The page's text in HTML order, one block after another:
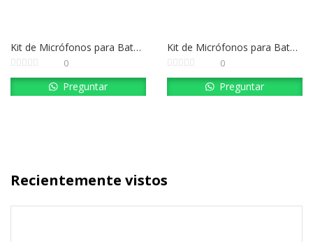
Kit de Micrófonos para Batería Best Sound MKE 600 | Juego Completo de 7 Piezas
0
Preguntar
Kit de Micrófonos para Batería BestSound BEST Q7KIT-C
0
Preguntar
Recientemente vistos